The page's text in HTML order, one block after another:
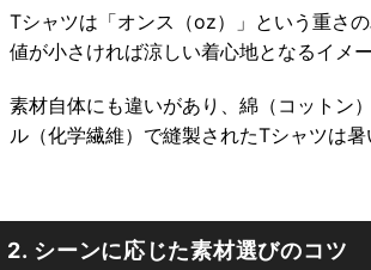
Tシャツは「オンス（oz）」という重さ
値が小さければ涼しい着心地となるイメ
素材自体にも違いがあり、綿（コットン
ル（化学繊維）で縫製されたTシャツは
2. シーンに応じた素材選びのコツ